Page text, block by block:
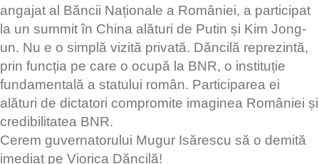
angajat al Băncii Naționale a României, a participat
la un summit în China alături de Putin și Kim Jong-
un. Nu e o simplă vizită privată. Dăncilă reprezintă,
prin funcția pe care o ocupă la BNR, o instituție
fundamentală a statului român. Participarea ei
alături de dictatori compromite imaginea României și
credibilitatea BNR.
Cerem guvernatorului Mugur Isărescu să o demită
imediat pe Viorica Dăncilă!